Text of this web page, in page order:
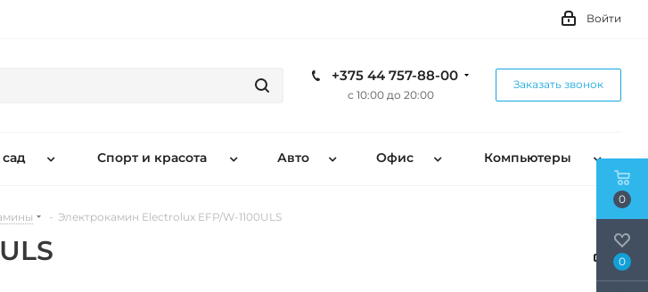
Войти
+375 44 757-88-00
с 10:00 до 20:00
Заказать звонок
Спорт и красота Авто Офис Компьютеры
- Электрокамин Electrolux EFP/W-1100ULS
0
0